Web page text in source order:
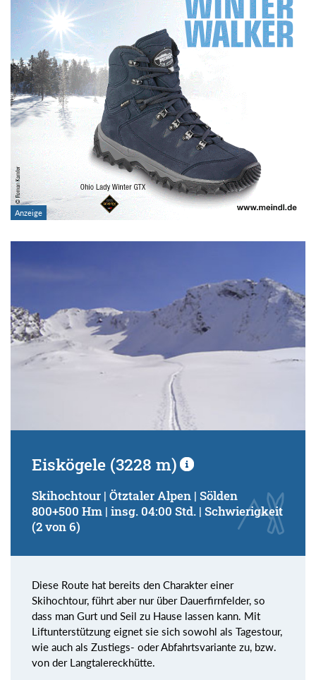
Eiskögele (3228 m)
Skihochtour | Ötztaler Alpen | Sölden
800+500 Hm | insg. 04:00 Std. | Schwierigkeit
(2 von 6)
Diese Route hat bereits den Charakter einer
Skihochtour, führt aber nur über Dauerfirnfelder, so
dass man Gurt und Seil zu Hause lassen kann. Mit
Liftunterstützung eignet sie sich sowohl als Tagestour,
wie auch als Zustiegs- oder Abfahrtsvariante zu, bzw.
von der Langtalereckhütte.